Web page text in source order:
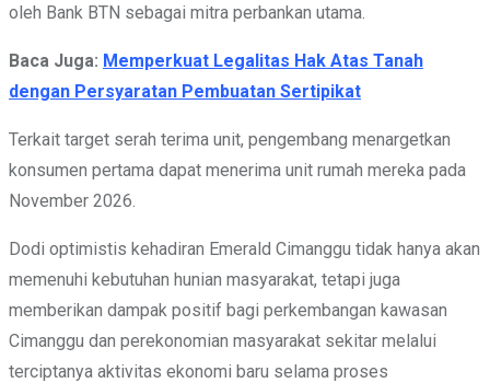
oleh Bank BTN sebagai mitra perbankan utama.
Baca Juga: Memperkuat Legalitas Hak Atas Tanah
dengan Persyaratan Pembuatan Sertipikat
Terkait target serah terima unit, pengembang menargetkan
konsumen pertama dapat menerima unit rumah mereka pada
November 2026.
Dodi optimistis kehadiran Emerald Cimanggu tidak hanya akan
memenuhi kebutuhan hunian masyarakat, tetapi juga
memberikan dampak positif bagi perkembangan kawasan
Cimanggu dan perekonomian masyarakat sekitar melalui
terciptanya aktivitas ekonomi baru selama proses